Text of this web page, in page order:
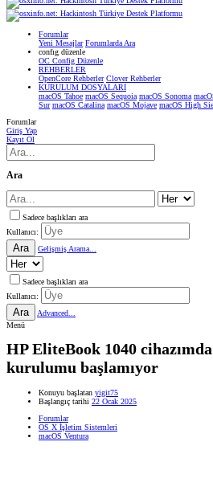
Forumlar
Yeni Mesajlar Forumlarda Ara
confıg düzenle
OC Config Düzenle
REHBERLER
OpenCore Rehberler Clover Rehberler
KURULUM DOSYALARI
macOS Tahoe macOS Sequoia macOS Sonoma
Sur macOS Catalina macOS Mojave macOS High
Forumlar
Giriş Yap
Kayıt Ol
Ara
Sadece başlıkları ara
Kullanıcı:
Ara Gelişmiş Arama...
Sadece başlıkları ara
Kullanıcı:
Ara
Advanced...
Menü
HP EliteBook 1040
kurulumu başlamıyor
Konuyu başlatan yigit75
Başlangıç tarihi 22 Ocak 2025
Forumlar
OS X İşletim Sistemleri
macOS Ventura